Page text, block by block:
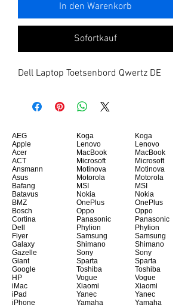
In den Warenkorb
Sofortkauf
Dell Laptop Toetsenbord Qwertz DE
AEG
Apple
Acer
ACT
Ansmann
Asus
Bafang
Batavus
BMZ
Bosch
Cortina
Dell
Flyer
Galaxy
Gazelle
Giant
Google
HP
iMac
iPad
iPhone
Koga
Lenovo
MacBook
Microsoft
Motinova
Motorola
MSI
Nokia
OnePlus
Oppo
Panasonic
Phylion
Samsung
Shimano
Sony
Sparta
Toshiba
Vogue
Xiaomi
Yanec
Yamaha
Koga
Lenovo
MacBook
Microsoft
Motinova
Motorola
MSI
Nokia
OnePlus
Oppo
Panasonic
Phylion
Samsung
Shimano
Sony
Sparta
Toshiba
Vogue
Xiaomi
Yanec
Yamaha